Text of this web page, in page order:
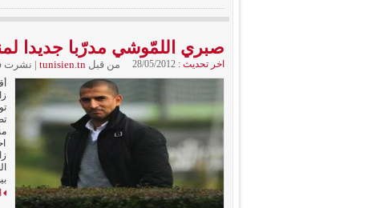
صبري اللمّوشي مدرّبا جديدا
اخر تحديث : 28/05/2012 من قبلtunisien.tn
| نشرت